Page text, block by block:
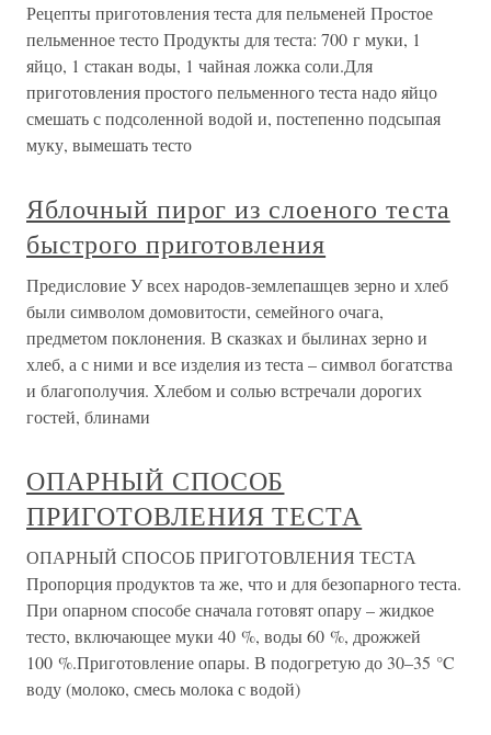
Рецепты приготовления теста для пельменей Простое
пельменное тесто Продукты для теста: 700 г муки, 1
яйцо, 1 стакан воды, 1 чайная ложка соли.Для
приготовления простого пельменного теста надо яйцо
смешать с подсоленной водой и, постепенно подсыпая
муку, вымешать тесто
Яблочный пирог из слоеного теста
быстрого приготовления
Предисловие У всех народов-землепашцев зерно и хлеб
были символом домовитости, семейного очага,
предметом поклонения. В сказках и былинах зерно и
хлеб, а с ними и все изделия из теста – символ богатства
и благополучия. Хлебом и солью встречали дорогих
гостей, блинами
ОПАРНЫЙ СПОСОБ
ПРИГОТОВЛЕНИЯ ТЕСТА
ОПАРНЫЙ СПОСОБ ПРИГОТОВЛЕНИЯ ТЕСТА
Пропорция продуктов та же, что и для безопарного теста.
При опарном способе сначала готовят опару – жидкое
тесто, включающее муки 40 %, воды 60 %, дрожжей
100 %.Приготовление опары. В подогретую до 30–35 °C
воду (молоко, смесь молока с водой)